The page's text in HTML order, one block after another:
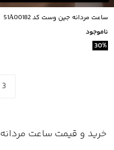
ساعت مردانه جين وست كد 51A00182
ناموجود
30%
3
خرید و قیمت ساعت مردانه